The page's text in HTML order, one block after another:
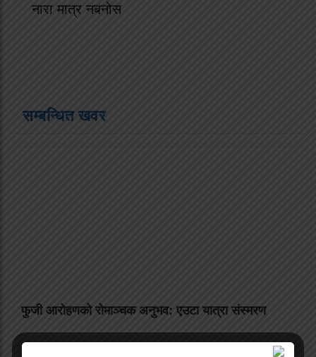
नारा मात्र नबनोस
सम्बन्धित खवर
फुजी आरोहणको रोमाञ्चक अनुभव: एउटा यात्रा संस्मरण